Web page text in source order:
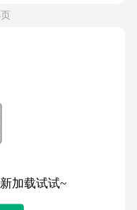
加载试试~